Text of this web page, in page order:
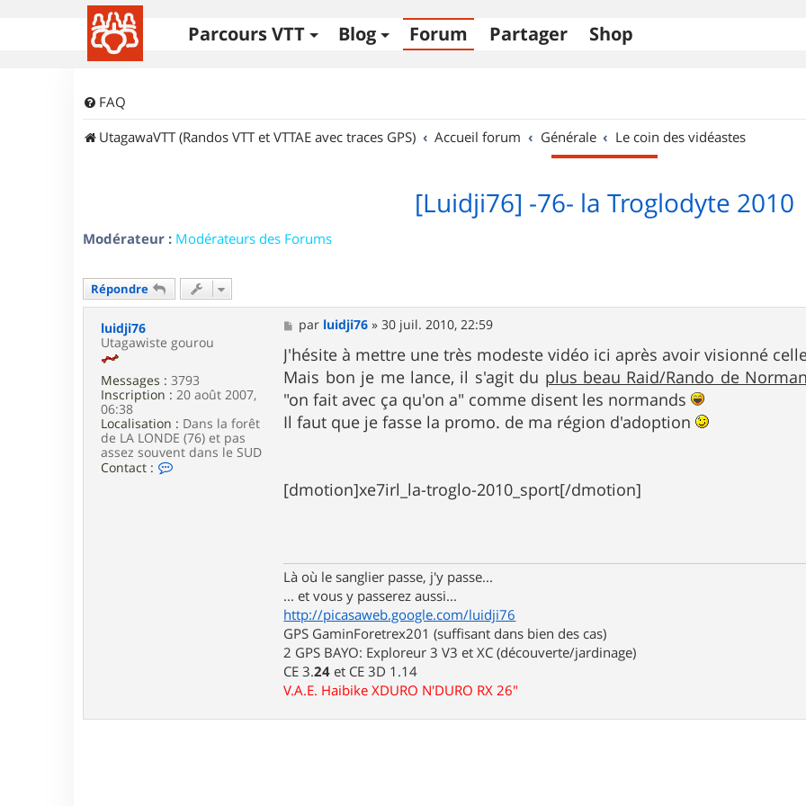
Parcours VTT Blog Forum Partager Shop
FAQ
UtagawaVTT (Randos VTT et VTTAE avec traces GPS)
Accueil forum Générale Le coin des vidéastes
[Luidji76] -76- la Troglodyte 2010
Modérateur : Modérateurs des Forums
Répondre
luidji76
Utagawiste gourou
Messages : 3793
Inscription : 20 août 2007,
06:38
Localisation : Dans la forêt
de LA LONDE (76) et pas
assez souvent dans le SUD
Contact :
M
e
s
s
a
g
e
par luidji76 »30 juil. 2010, 22:59
J'hésite à mettre une très modeste vidéo ici après avoir visionné
Mais bon je me lance, il s'agit du plus beau Raid/Rando de
"on fait avec ça qu'on a" comme disent les normands
Il faut que je fasse la promo. de ma région d'adoption
[dmotion]xe7irl_la-troglo-2010_sport[/dmotion]
Là où le sanglier passe, j'y passe...
... et vous y passerez aussi...
http://picasaweb.google.com/luidji76
GPS GaminForetrex201 (suffisant dans bien des cas)
2 GPS BAYO: Exploreur 3 V3 et XC (découverte/jardinage)
CE 3.24 et CE 3D 1.14
V.A.E. Haibike XDURO N'DURO RX 26"